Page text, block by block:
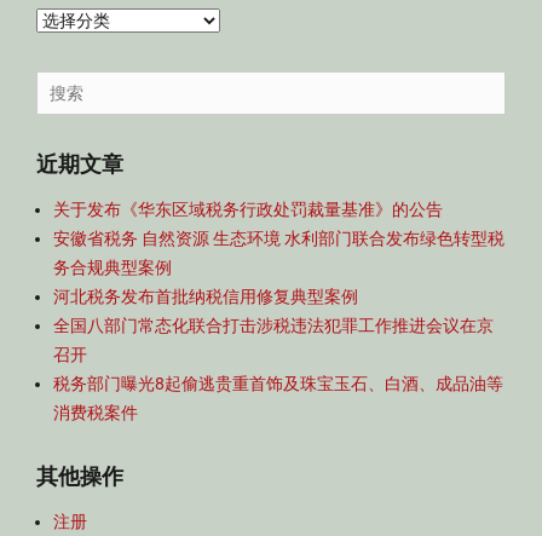
内
导
航
Search
for:
近期文章
关于发布《华东区域税务行政处罚裁量基准》的公告
安徽省税务 自然资源 生态环境 水利部门联合发布绿色转型税
务合规典型案例
河北税务发布首批纳税信用修复典型案例
全国八部门常态化联合打击涉税违法犯罪工作推进会议在京
召开
税务部门曝光8起偷逃贵重首饰及珠宝玉石、白酒、成品油等
消费税案件
其他操作
注册